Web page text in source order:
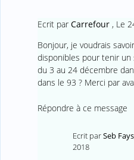
Ecrit par Carrefour , Le
Bonjour, je voudrais
disponibles pour tenir un
du 3 au 24 décembre
dans le 93 ? Merci par
Répondre à ce message
Ecrit parSeb Fays
2018